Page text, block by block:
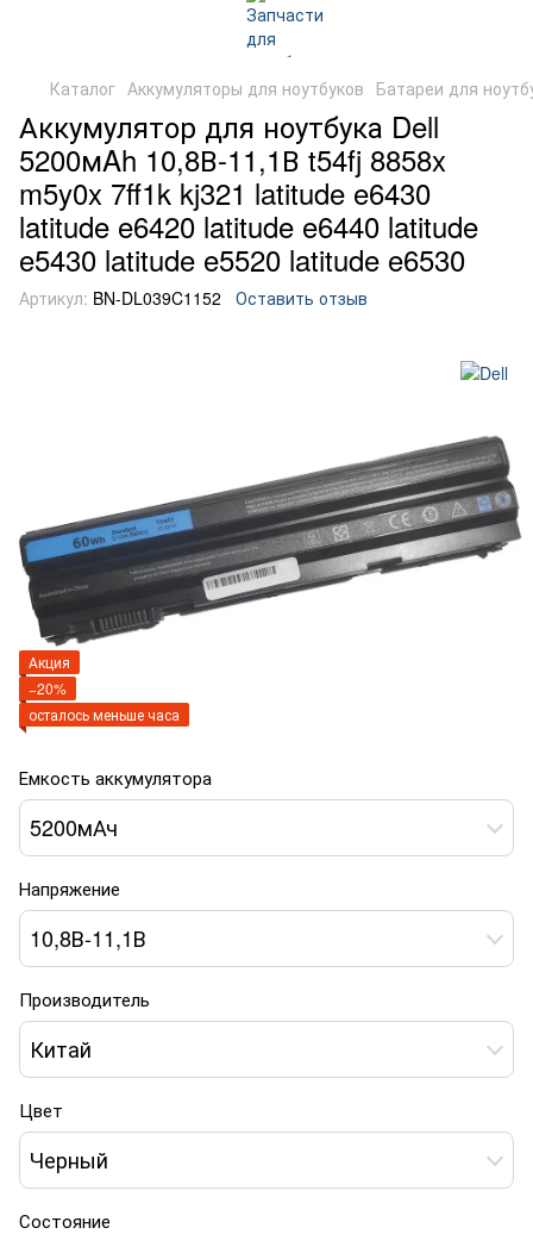
Каталог Аккумуляторы для ноутбуков Батареи для
Аккумулятор для ноутбука Dell
5200мAh 10,8В-11,1В t54fj 8858x
m5y0x 7ff1k kj321 latitude e6430
latitude e6420 latitude e6440 latitude
e5430 latitude e5520 latitude e6530
Артикул: BN-DL039C1152 Оставить отзыв
Акция
−20%
осталось меньше часа
Емкость аккумулятора
5200мАч
Напряжение
10,8В-11,1В
Производитель
Китай
Цвет
Черный
Состояние